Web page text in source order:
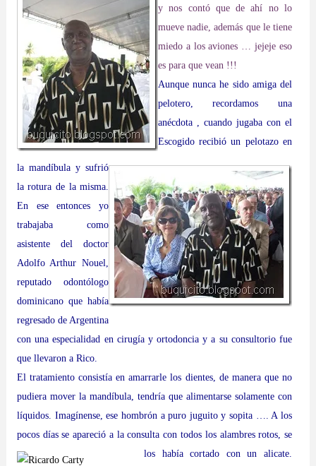
y nos contó que de ahí no lo
mueve nadie, además que le tiene
miedo a los aviones … jejeje eso
es para que vean !!!
Aunque nunca he sido amiga del
pelotero, recordamos una
anécdota , cuando jugaba con el
Escogido recibió un pelotazo en
la mandíbula y sufrió
la rotura de la misma.
En ese entonces yo
trabajaba como
asistente del doctor
Adolfo Arthur Nouel,
reputado odontólogo
dominicano que había
regresado de Argentina
con una especialidad en cirugía y ortodoncia y a su consultorio fue
que llevaron a Rico.
El tratamiento consistía en amarrarle los dientes, de manera que no
pudiera mover la mandíbula, tendría que alimentarse solamente con
líquidos. Imagínense, ese hombrón a puro juguito y sopita …. A los
pocos días se apareció a la consulta con todos los alambresrotos, se
los había cortado con un alicate.